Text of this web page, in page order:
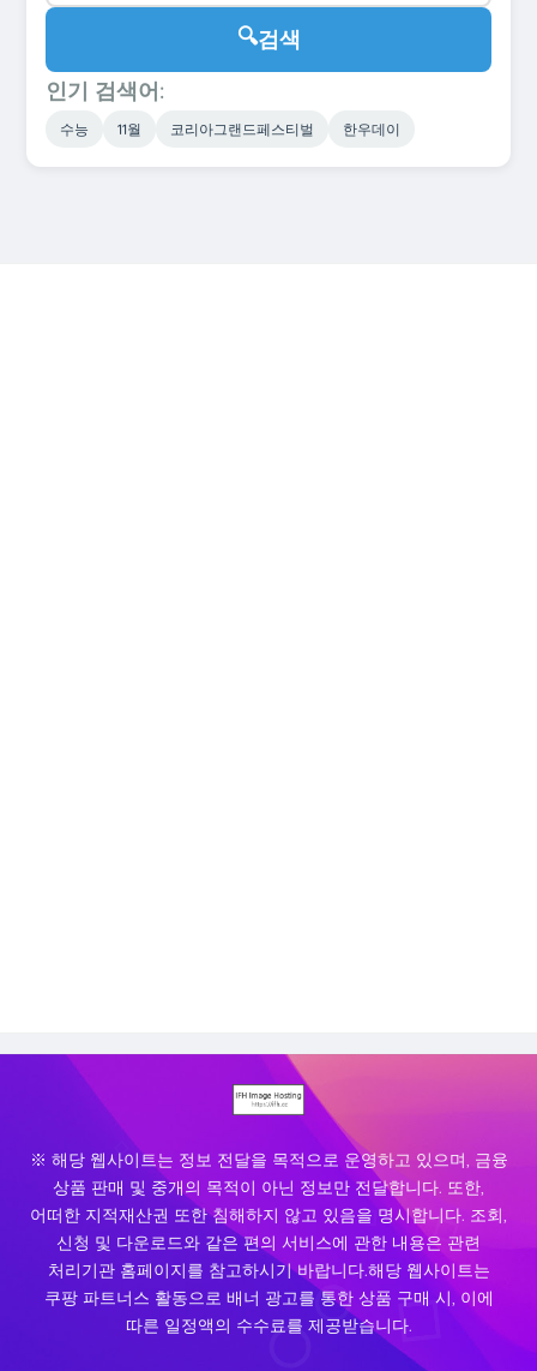
🔍검색
인기 검색어:
수능 11월 코리아그랜드페스티벌 한우데이
※ 해당 웹사이트는 정보 전달을 목적으로 운영하고 있으며, 금융
상품 판매 및 중개의 목적이 아닌 정보만 전달합니다. 또한,
어떠한 지적재산권 또한 침해하지 않고 있음을 명시합니다. 조회,
신청 및 다운로드와 같은 편의 서비스에 관한 내용은 관련
처리기관 홈페이지를 참고하시기 바랍니다.해당 웹사이트는
쿠팡 파트너스 활동으로 배너 광고를 통한 상품 구매 시, 이에
따른 일정액의 수수료를 제공받습니다.